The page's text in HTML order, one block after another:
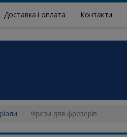
Доставка і оплата Контакти
Фрези для фрезерів